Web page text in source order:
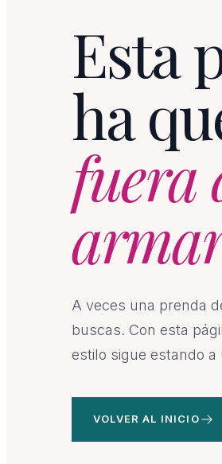
Esta
ha
fuera
A veces una prenda
buscas. Con esta
estilo sigue estando a
VOLVER AL INICIO